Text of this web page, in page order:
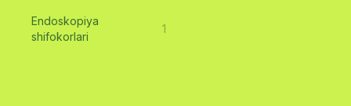
Endoskopiya
shifokorlari
1